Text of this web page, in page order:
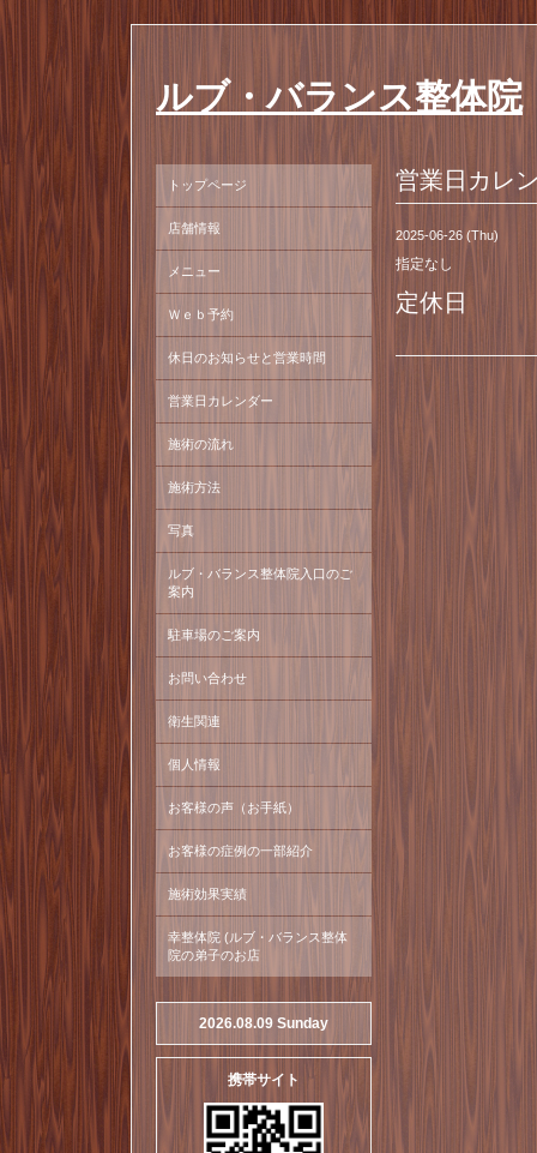
ルブ・バランス整体院
営業日カレ
2025-06-26 (Thu)
指定なし
定休日
トップページ
店舗情報
メニュー
Ｗｅｂ予約
休日のお知らせと営業時間
営業日カレンダー
施術の流れ
施術方法
写真
ルブ・バランス整体院入口のご
案内
駐車場のご案内
お問い合わせ
衛生関連
個人情報
お客様の声（お手紙）
お客様の症例の一部紹介
施術効果実績
幸整体院 (ルブ・バランス整体
院の弟子のお店
2026.08.09 Sunday
携帯サイト